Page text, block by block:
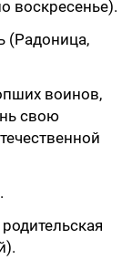
воскресенье).
(Радоница,
воинов,
свою